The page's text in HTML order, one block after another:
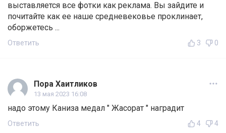
выставляется все фотки как реклама. Вы зайдите и
почитайте как ее наше средневековье проклинает,
оборжетесь ...
Ответить 3 0
Пора Хаитликов
13 мая 2023 16:08
надо этому Каниза медал " Жасорат " наградит
Ответить 4 4